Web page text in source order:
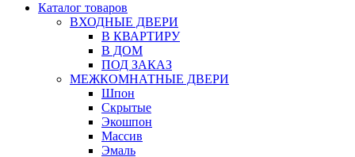
Каталог товаров
ВХОДНЫЕ ДВЕРИ
В КВАРТИРУ
В ДОМ
ПОД ЗАКАЗ
МЕЖКОМНАТНЫЕ ДВЕРИ
Шпон
Скрытые
Экошпон
Массив
Эмаль